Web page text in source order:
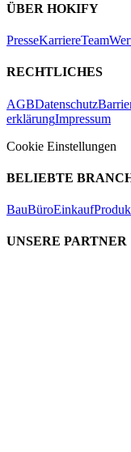
ÜBER HOKIFY
PresseKarriereTeam
RECHTLICHES
AGBDatenschutz
erklärungImpressum
Cookie Einstellungen
BELIEBTE
BauBüroEinkauf
UNSERE PARTNER